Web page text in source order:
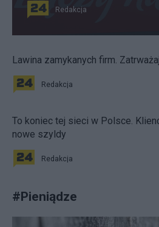
Redakcja
Lawina zamykanych firm.
Redakcja
To koniec tej sieci w Polsce.
nowe szyldy
Redakcja
#Pieniądze